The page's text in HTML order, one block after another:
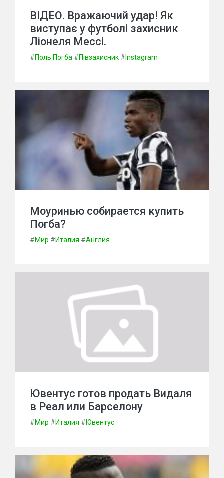
ВІДЕО. Вражаючий удар! Як
виступає у футболі захисник
Ліонеля Мессі.
#Поль Погба #Півзахисник # Instagram
Моуринью собирается купить
Погба?
#Мир #Италия #Англия
Ювентус готов продать Видаля
в Реал или Барселону
#Мир #Италия #Ювентус